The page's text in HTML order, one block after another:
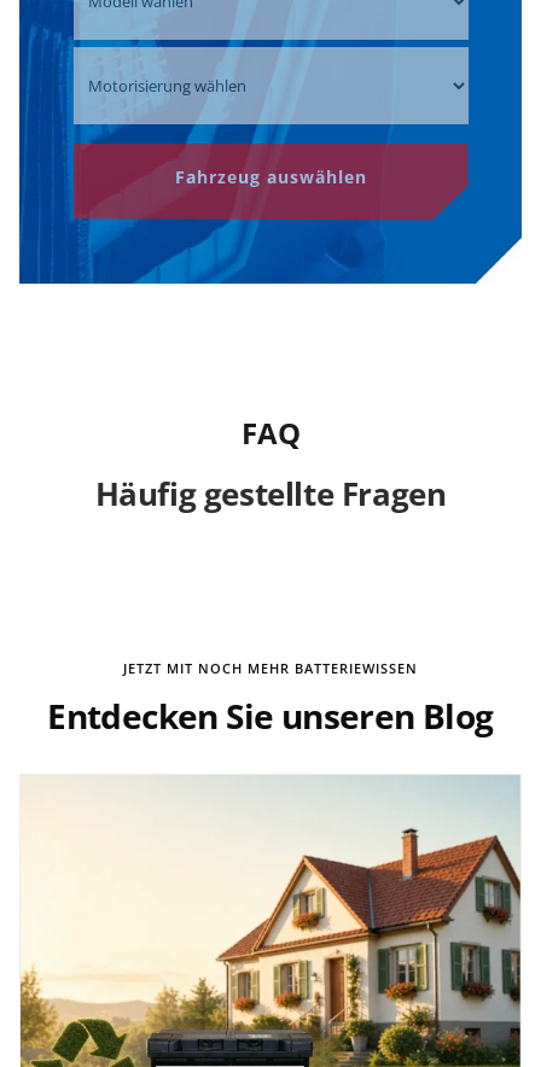
Fahrzeug auswählen
FAQ
Häufig gestellte Fragen
JETZT MIT NOCH MEHR BATTERIEWISSEN
Entdecken Sie unseren Blog